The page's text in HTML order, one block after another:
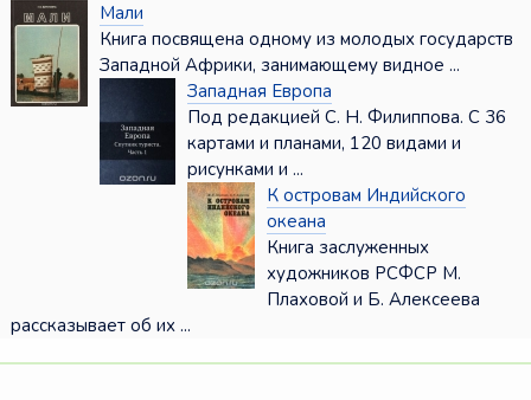
Мали
Книга посвящена одному из молодых государств
Западной Африки, занимающему видное ...
Западная Европа
Под редакцией С. Н. Филиппова. С 36
картами и планами, 120 видами и
рисунками и ...
К островам Индийского
океана
Книга заслуженных
художников РСФСР М.
Плаховой и Б. Алексеева
рассказывает об их ...